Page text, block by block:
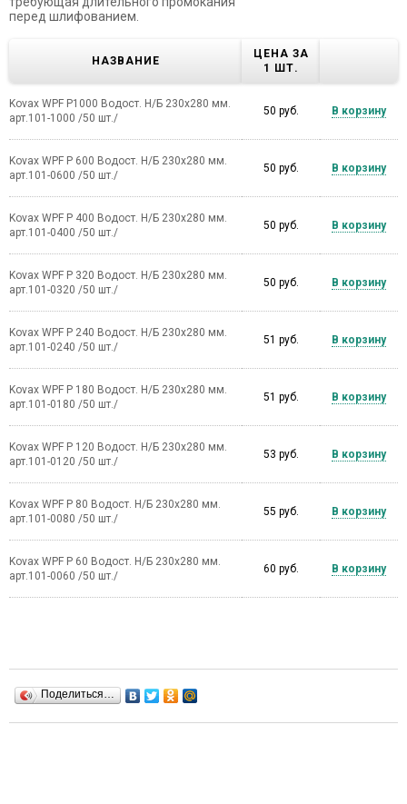
перед шлифованием.
НАЗВАНИЕ
ЦЕНА ЗА
1 ШТ.
Kovax WPF Р1000 Водост. Н/Б 230х280 мм.
арт.101-1000 /50 шт./
50 руб. В корзину
Kovax WPF Р 600 Водост. Н/Б 230х280 мм.
арт.101-0600 /50 шт./
50 руб. В корзину
Kovax WPF Р 400 Водост. Н/Б 230х280 мм.
арт.101-0400 /50 шт./
50 руб. В корзину
Kovax WPF Р 320 Водост. Н/Б 230х280 мм.
арт.101-0320 /50 шт./
50 руб. В корзину
Kovax WPF Р 240 Водост. Н/Б 230х280 мм.
арт.101-0240 /50 шт./
51 руб. В корзину
Kovax WPF Р 180 Водост. Н/Б 230х280 мм.
арт.101-0180 /50 шт./
51 руб. В корзину
Kovax WPF Р 120 Водост. Н/Б 230х280 мм.
арт.101-0120 /50 шт./
53 руб. В корзину
Kovax WPF Р 80 Водост. Н/Б 230х280 мм.
арт.101-0080 /50 шт./
55 руб. В корзину
Kovax WPF Р 60 Водост. Н/Б 230х280 мм.
арт.101-0060 /50 шт./
60 руб. В корзину
Поделиться…